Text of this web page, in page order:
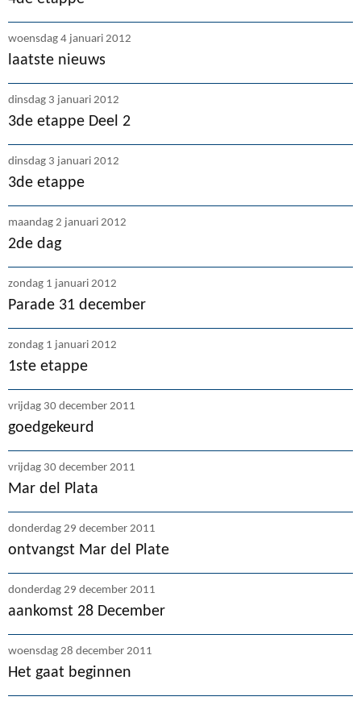
woensdag 4 januari 2012
laatste nieuws
dinsdag 3 januari 2012
3de etappe Deel 2
dinsdag 3 januari 2012
3de etappe
maandag 2 januari 2012
2de dag
zondag 1 januari 2012
Parade 31 december
zondag 1 januari 2012
1ste etappe
vrijdag 30 december 2011
goedgekeurd
vrijdag 30 december 2011
Mar del Plata
donderdag 29 december 2011
ontvangst Mar del Plate
donderdag 29 december 2011
aankomst 28 December
woensdag 28 december 2011
Het gaat beginnen